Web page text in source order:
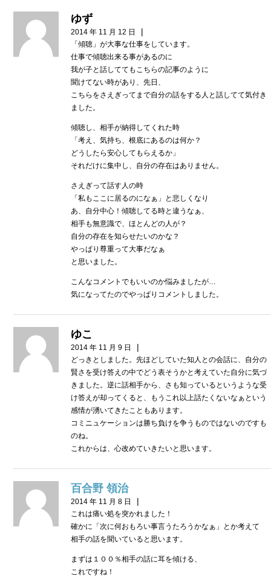
ゆず
2014 年 11 月 12 日 |
「傾聴」が大事な仕事をしています。
仕事で傾聴出来る事があるのに
我が子と話しててもこちらの記事のように
聞けてない時があり、先日、
こちらをさえぎってまで自分の話をする人と話してて気付き
ました。
傾聴し、相手が納得してくれた時
「考え、気持ち、根底にあるのは何か？
どうしたら安心してもらえるか」
それだけに集中し、自分の存在はありません。
さえぎって話す人の時
「私もここに居るのになぁ」と悲しくなり
あ、自分中心！傾聴してる時と違うなぁ、
相手も無意識で、ほとんどの人が？
自分の存在を知らせたいのかな？
やっぱり尊重って大事だなぁ
と思いました。
こんなコメントでもいいのか悩みましたが…
気になってたのでやっぱりコメントしました。
ゆこ
2014 年 11 月 9 日 |
どっきとしました。先ほどしていた知人との会話に、自分の
賢さを受け答えの中でどう表そうかと考えていた自分に気づ
きました。逆に話相手から、さも知っているというような受
け答えが却ってくると、もうこれ以上話たくないなぁという
感情が湧いてきたこともあります。
コミニュケーションは勝ち負けを争うものではないのですも
のね。
これからは、心改めていきたいと思います。
百合野 領治
2014 年 11 月 8 日 |
これは痛い処を突かれました！
確かに「次に何おもろい事言うたろうかなぁ」とか考えて
相手の話を聞いていると思います。
まずは１００％相手の話に耳を傾ける、
これですね！